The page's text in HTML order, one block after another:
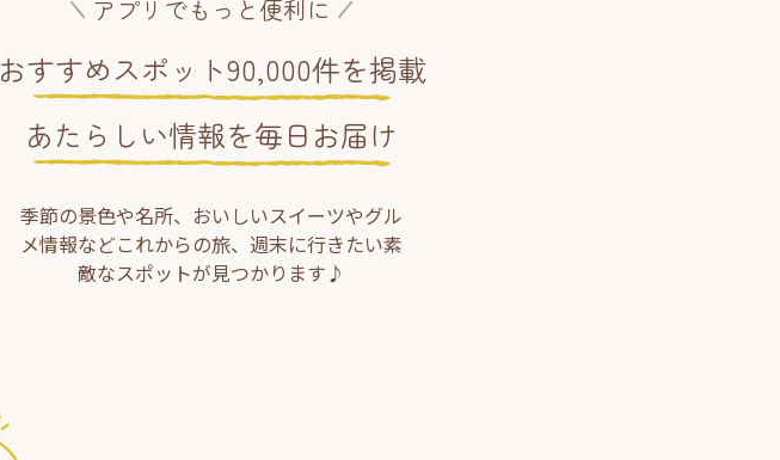
アプリでもっと便利に
おすすめスポット90,000件を掲載
あたらしい情報を毎日お届け
季節の景色や名所、おいしいスイーツやグル
メ情報などこれからの旅、週末に行きたい素
敵なスポットが見つかります♪